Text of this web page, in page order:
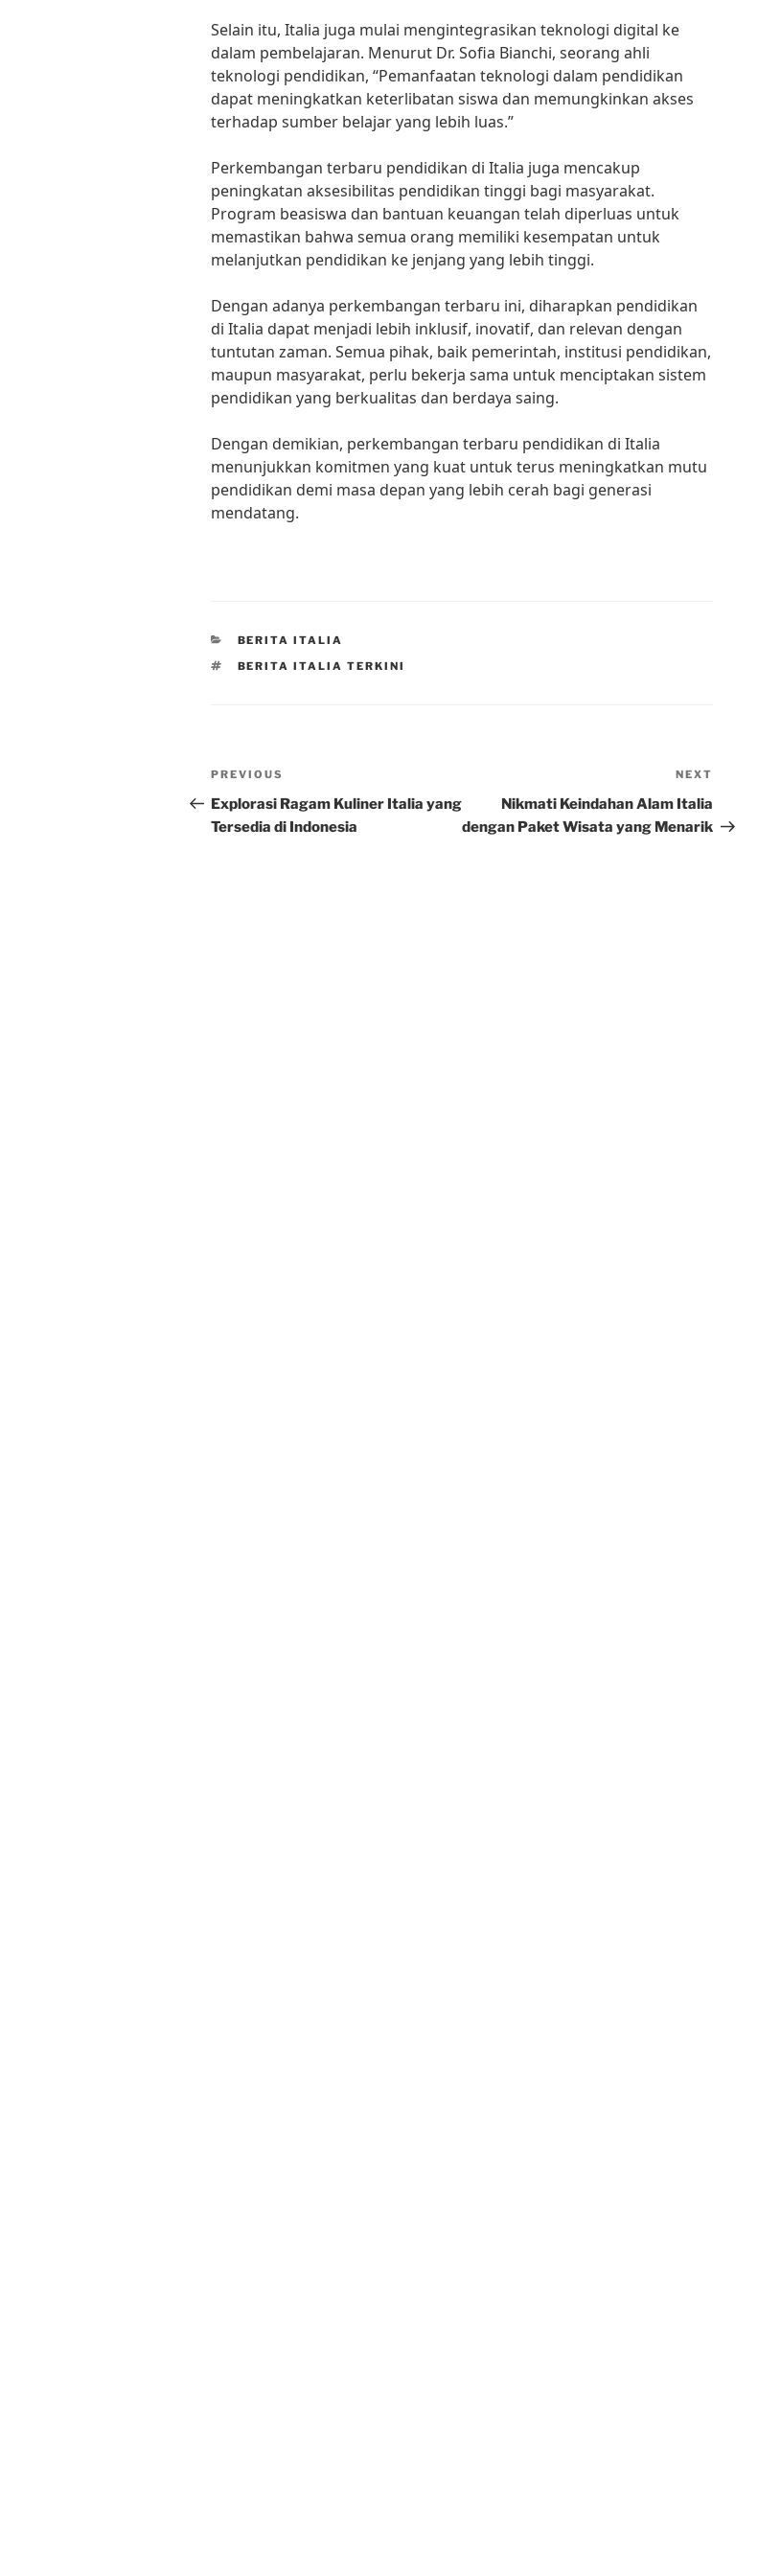
Selain itu, Italia juga mulai mengintegrasikan teknologi digital ke
dalam pembelajaran. Menurut Dr. Sofia Bianchi, seorang ahli
teknologi pendidikan, “Pemanfaatan teknologi dalam pendidikan
dapat meningkatkan keterlibatan siswa dan memungkinkan akses
terhadap sumber belajar yang lebih luas.”
Perkembangan terbaru pendidikan di Italia juga mencakup
peningkatan aksesibilitas pendidikan tinggi bagi masyarakat.
Program beasiswa dan bantuan keuangan telah diperluas untuk
memastikan bahwa semua orang memiliki kesempatan untuk
melanjutkan pendidikan ke jenjang yang lebih tinggi.
Dengan adanya perkembangan terbaru ini, diharapkan pendidikan
di Italia dapat menjadi lebih inklusif, inovatif, dan relevan dengan
tuntutan zaman. Semua pihak, baik pemerintah, institusi pendidikan,
maupun masyarakat, perlu bekerja sama untuk menciptakan sistem
pendidikan yang berkualitas dan berdaya saing.
Dengan demikian, perkembangan terbaru pendidikan di Italia
menunjukkan komitmen yang kuat untuk terus meningkatkan mutu
pendidikan demi masa depan yang lebih cerah bagi generasi
mendatang.
CATEGORIES
BERITA ITALIA
TAGS
BERITA ITALIA TERKINI
Post
navigation
Previous
Post
PREVIOUS
Explorasi Ragam Kuliner Italia yang
Tersedia di Indonesia
NEXT
Nikmati Keindahan Alam Italia
dengan Paket Wisata yang Menarik